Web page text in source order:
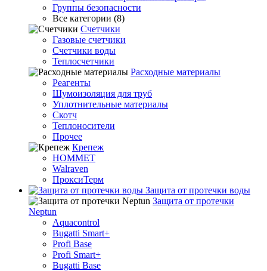
Группы безопасности
Все категории (8)
Счетчики
Газовые счетчики
Счетчики воды
Теплосчетчики
Расходные материалы
Реагенты
Шумоизоляция для труб
Уплотнительные материалы
Скотч
Теплоносители
Прочее
Крепеж
HOMMET
Walraven
ПроксиТерм
Защита от протечки воды
Защита от протечки
Neptun
Aquacontrol
Bugatti Smart+
Profi Base
Profi Smart+
Bugatti Base